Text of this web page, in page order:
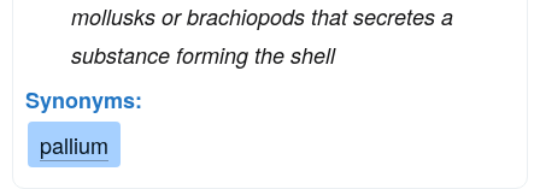
mollusks or brachiopods that secretes a
substance forming the shell
Synonyms:
pallium